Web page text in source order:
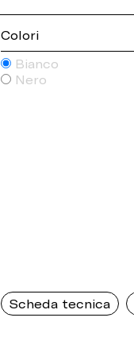
Colori
Bianco
Nero
Scheda tecnica